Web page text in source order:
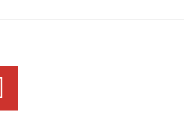
Youtube